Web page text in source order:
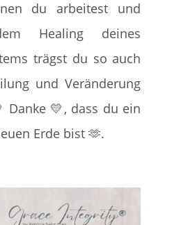
du arbeitest und
Healing deines
trägst du so auch
und Veränderung
Danke 💛 , dass du ein
Erde bist 🫶.